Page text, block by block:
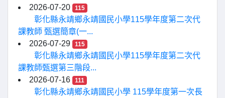
2026-07-20
115
彰化縣永靖鄉永靖國民小學115學年度第二次代
課教師 甄選簡章(一...
2026-07-29
115
彰化縣永靖鄉永靖國民小學115學年度第二次代
課教師甄選第三階段...
2026-07-16
111
彰化縣永靖鄉永靖國民小學 115學年度第一次長